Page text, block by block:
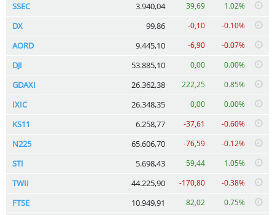
SSEC 3.940,04 39,69 1.02%
DX 99,86 -0,10 -0.10%
AORD 9.445,10 -6,90 -0.07%
DJI 53.885,10 0,00 0.00%
GDAXI 26.362,38 222,25 0.85%
IXIC 26.348,35 0,00 0.00%
KS11 6.258,77 -37,61 -0.60%
N225 65.606,70 -76,59 -0.12%
STI 5.698,43 59,44 1.05%
TWII 44.225,90 -170,80 -0.38%
FTSE 10.949,91 82,02 0.75%